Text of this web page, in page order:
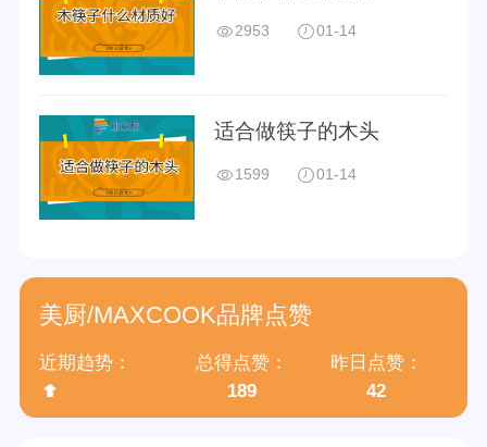
2953 01-14
适合做筷子的木头
1599 01-14
美厨/MAXCOOK品牌点赞
近期趋势：
总得点赞：
189
昨日点赞：
42